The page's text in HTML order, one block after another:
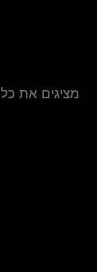
מציגים את כל ⁦2⁩ התוצאות